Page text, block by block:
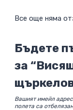
Все още няма
Бъдете
за
Вашият имейл
полета са